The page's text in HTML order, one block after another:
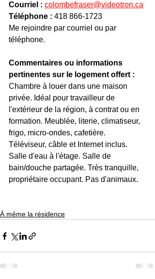
Courriel : colombefraser@videotron.ca
Téléphone : 418 866-1723
Me rejoindre par courriel ou par
téléphone.
Commentaires ou informations
pertinentes sur le logement offert :
Chambre à louer dans une maison
privée. Idéal pour travailleur de
l'extérieur de la région, à contrat ou en
formation. Meublée, literie, climatiseur,
frigo, micro-ondes, cafetière.
Téléviseur, câble et Internet inclus.
Salle d'eau à l'étage. Salle de
bain/douche partagée. Très tranquille,
propriétaire occupant. Pas d'animaux.
À même la résidence